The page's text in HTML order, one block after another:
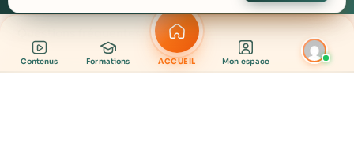
Contenus Formations ACCUEIL Mon espace